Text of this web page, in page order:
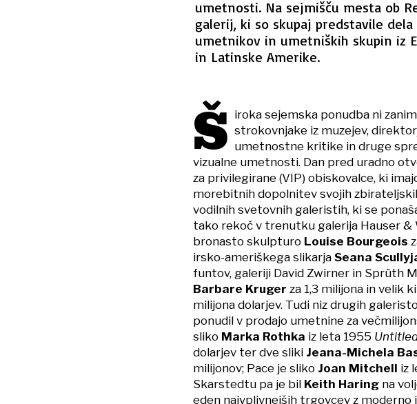
umetnosti. Na sejmišču mesta ob
galerij, ki so skupaj predstavile
umetnikov in umetniških skupin iz
in Latinske Amerike.
Š iroka sejemska ponudba ni
strokovnjake iz muzejev,
umetnostne kritike in druge
vizualne umetnosti. Dan pred uradno
za privilegirane (VIP) obiskovalce, ki
morebitnih dopolnitev svojih
vodilnih svetovnih galeristih, ki se
tako rekoč v trenutku galerija Hauser
bronasto skulpturo Louise Bourgeois
irsko-ameriškega slikarja Seana
funtov, galeriji David Zwirner in Sprüth
Barbare Kruger za 1,3 milijona in velik
milijona dolarjev. Tudi niz drugih
ponudil v prodajo umetnine za
sliko Marka Rothka iz leta 1955
dolarjev ter dve sliki Jeana-Michela
milijonov; Pace je sliko Joan Mitchell iz
Skarstedtu pa je bil Keith Haring na
eden najvplivnejših trgovcev z